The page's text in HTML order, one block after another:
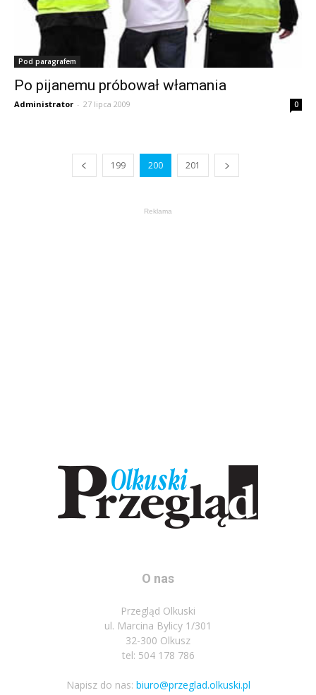
Pod paragrafem
Po pijanemu próbował włamania
Administrator - 27 lipca 2009 0
199 200 201
Reklama
O nas
Przegląd Olkuski
ul. Marcina Bylicy 1/301
32-300 Olkusz
tel: 504 178 786
Napisz do nas: biuro@przeglad.olkuski.pl